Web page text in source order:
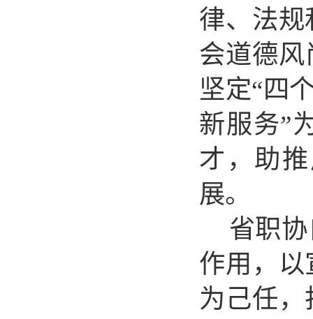
律、法
会道德
坚定“四
新服务”
才，助推
展。
省职协
作用，
为己任